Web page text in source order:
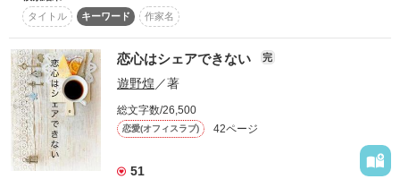
くと）は幼なじみ。
菜緒は拓斗に長らく片想いをしているが、居心地の良い今の関
係が壊すのが怖くて、なかなか気持ちを伝えられない。
そんな菜緒はクリスマスが誕生日でもある拓斗のために、手編
みのマフラーをプレゼントして気持ちを伝えようとするけど
──。
※こちらはリレー小説です。お相手は仲良しの……紀本明
タイトル
キーワード 作家名
恋心はシェアできない 完
遊野煌 ／著
総文字数/26,500
恋愛(オフィスラブ) 42ページ
51